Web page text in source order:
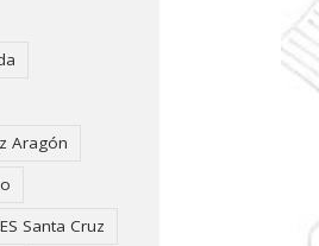
Aragón
Santa Cruz